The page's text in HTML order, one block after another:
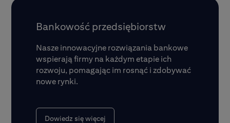
Bankowość przedsiębiorstw
Nasze innowacyjne rozwiązania bankowe
wspierają firmy na każdym etapie ich
rozwoju, pomagając im rosnąć i zdobywać
nowe rynki.
Dowiedz się więcej